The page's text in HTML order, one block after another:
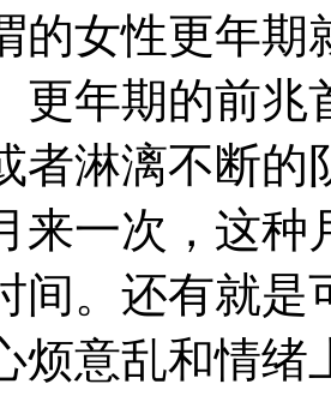
的女性更年期
更年期的前兆
者淋漓不断的
来一次，这种
间。还有就是
烦意乱和情绪